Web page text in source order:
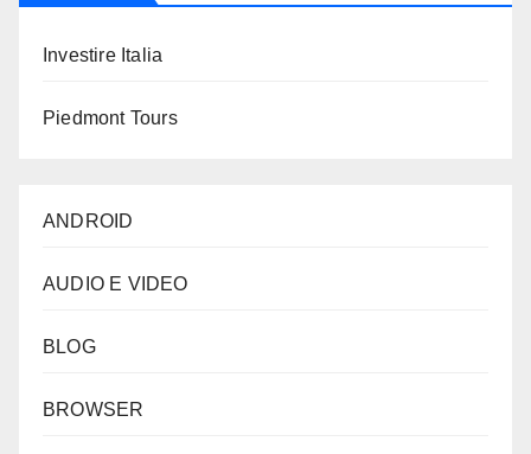
Investire Italia
Piedmont Tours
ANDROID
AUDIO E VIDEO
BLOG
BROWSER